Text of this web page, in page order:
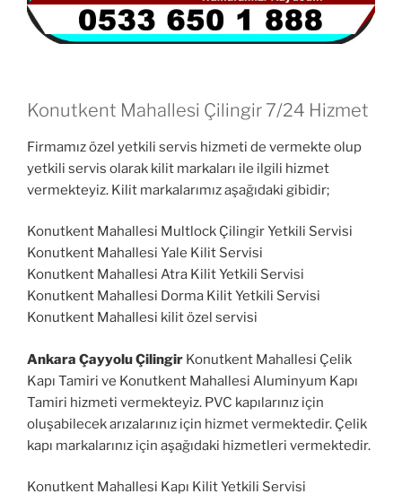
Konutkent Mahallesi Çilingir 7/24 Hizmet
Firmamız özel yetkili servis hizmeti de vermekte olup
yetkili servis olarak kilit markaları ile ilgili hizmet
vermekteyiz. Kilit markalarımız aşağıdaki gibidir;
Konutkent Mahallesi Multlock Çilingir Yetkili Servisi
Konutkent Mahallesi Yale Kilit Servisi
Konutkent Mahallesi Atra Kilit Yetkili Servisi
Konutkent Mahallesi Dorma Kilit Yetkili Servisi
Konutkent Mahallesi kilit özel servisi
Ankara Çayyolu Çilingir Konutkent Mahallesi Çelik
Kapı Tamiri ve Konutkent Mahallesi Aluminyum Kapı
Tamiri hizmeti vermekteyiz. PVC kapılarınız için
oluşabilecek arızalarınız için hizmet vermektedir. Çelik
kapı markalarınız için aşağıdaki hizmetleri vermektedir.
Konutkent Mahallesi Kapı Kilit Yetkili Servisi